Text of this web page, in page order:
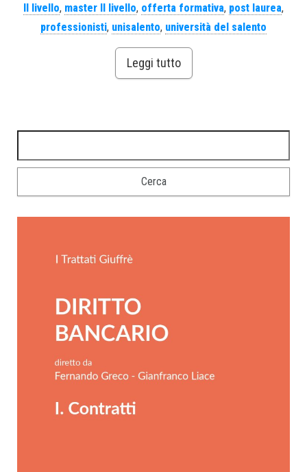
II livello, master II livello, offerta formativa, post laurea,
professionisti, unisalento, università del salento
Leggi tutto